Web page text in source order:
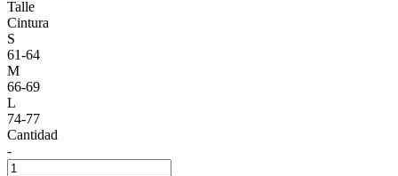
Talle
Cintura
S
61-64
M
66-69
L
74-77
Cantidad
-